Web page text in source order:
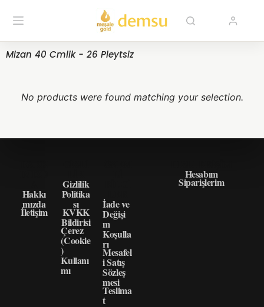
Mizan 40 Cmlik - 26 Pleytsiz
No products were found matching your selection.
Hakkı
mızda
İletişim
Gizlilik
Politika
sı
KVKK
Bildirisi
Çerez
(Cookie
)
Kullanı
mı
İade ve
Değişi
m
Koşulla
rı
Mesafel
i Satış
Sözleş
mesi
Teslima
t
Hesabım
Siparişlerim